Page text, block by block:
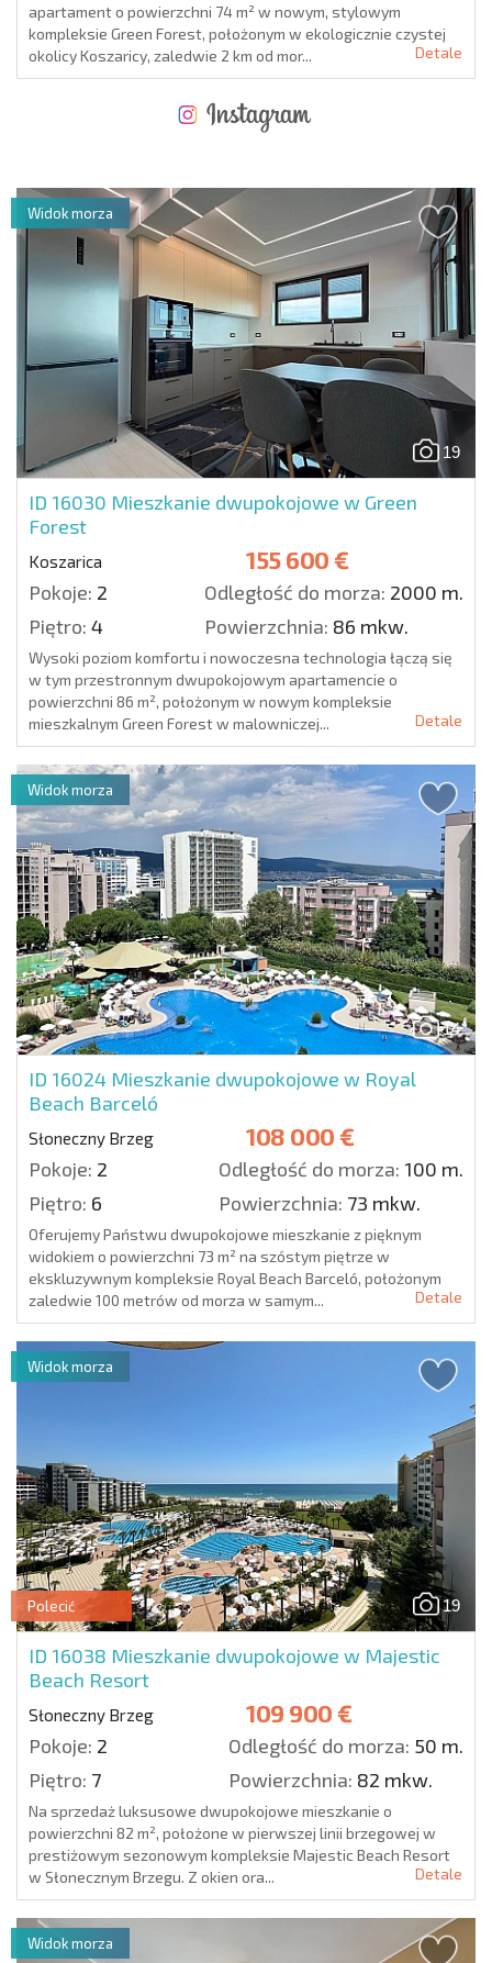
apartament o powierzchni 74 m² w nowym, stylowym
kompleksie Green Forest, położonym w ekologicznie czystej
okolicy Koszaricy, zaledwie 2 km od mor...
Detale
19
ID 16030 Mieszkanie dwupokojowe w Green
Forest
Koszarica 155 600 €
Pokoje: 2 Odległość do morza: 2000 m.
Piętro: 4 Powierzchnia: 86 mkw.
Widok morza
Wysoki poziom komfortu i nowoczesna technologia łączą się
w tym przestronnym dwupokojowym apartamencie o
powierzchni 86 m², położonym w nowym kompleksie
mieszkalnym Green Forest w malowniczej...
Detale
14
ID 16024 Mieszkanie dwupokojowe w Royal
Beach Barceló
Słoneczny Brzeg 108 000 €
Pokoje: 2 Odległość do morza: 100 m.
Piętro: 6 Powierzchnia: 73 mkw.
Widok morza
Oferujemy Państwu dwupokojowe mieszkanie z pięknym
widokiem o powierzchni 73 m² na szóstym piętrze w
ekskluzywnym kompleksie Royal Beach Barceló, położonym
zaledwie 100 metrów od morza w samym...
Detale
19
Polecić
ID 16038 Mieszkanie dwupokojowe w Majestic
Beach Resort
Słoneczny Brzeg 109 900 €
Pokoje: 2 Odległość do morza: 50 m.
Piętro: 7 Powierzchnia: 82 mkw.
Widok morza
Na sprzedaż luksusowe dwupokojowe mieszkanie o
powierzchni 82 m², położone w pierwszej linii brzegowej w
prestiżowym sezonowym kompleksie Majestic Beach Resort
w Słonecznym Brzegu. Z okien ora...
Detale
Widok morza